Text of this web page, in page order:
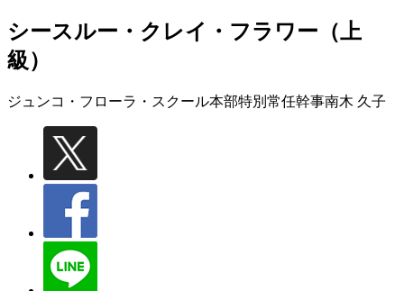
シースルー・クレイ・フラワー（上
級）
ジュンコ・フローラ・スクール本部特別常任幹事南木 久子